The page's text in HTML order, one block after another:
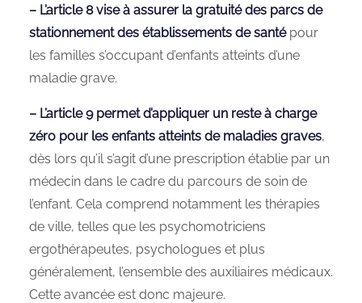
– L’article 8 vise à assurer la gratuité des parcs de
stationnement des établissements de santépour
les familles s’occupant d’enfants atteints d’une
maladie grave.
– L’article 9 permet d’appliquer un reste à charge
zéro pour les enfants atteints de maladies graves,
dès lors qu’il s’agit d’une prescription établie par un
médecin dans le cadre du parcours de soin de
l’enfant. Cela comprend notamment les thérapies
de ville, telles que les psychomotriciens
ergothérapeutes, psychologues et plus
généralement, l’ensemble des auxiliaires médicaux.
Cette avancée est donc majeure.